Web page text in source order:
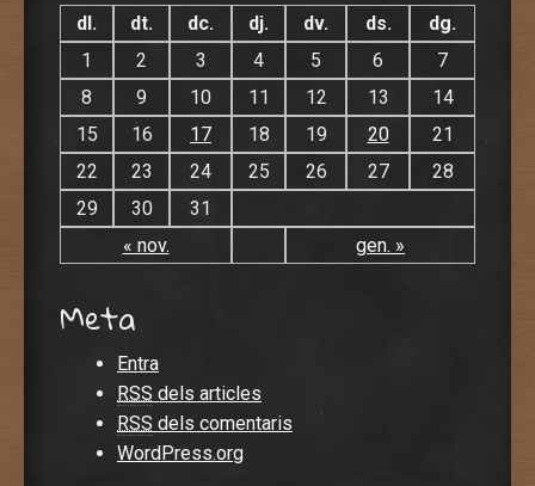
dl.
dt. dc. dj. dv. ds. dg.
« nov. gen. »
1 2 3 4 5 6
7
8
9 10 11 12 13
14
15
16 17 18 19 20
21
22
23 24 25 26 27
28
29
30 31
Meta
Entra
RSS dels articles
RSS dels comentaris
WordPress.org